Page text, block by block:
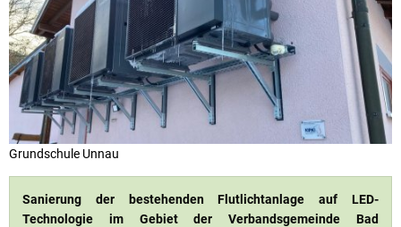
Grundschule Unnau
Sanierung der bestehenden Flutlichtanlage auf LED-
Technologie im Gebiet der Verbandsgemeinde Bad